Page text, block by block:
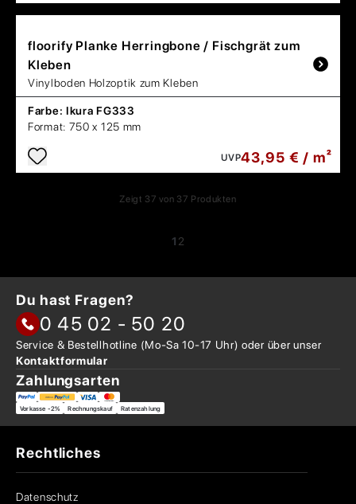
floorify Planke Herringbone / Fischgrät zum
Kleben
Vinylboden Holzoptik zum Kleben
Farbe: Ikura FG333
Format: 750 x 125 mm
UVP43,95 € / m²
Zeigt 37 von 37 Produkten
1 2
Du hast Fragen?
0 45 02 - 50 20
Service & Bestellhotline (Mo-Sa 10-17 Uhr) oder überunser
Kontaktformular
Zahlungsarten
Vorkasse -2% Rechnungskauf Ratenzahlung
Rechtliches
Datenschutz